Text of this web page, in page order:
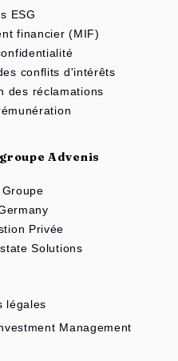
ESG
financier (MIF)
conflits d'intérêts
des réclamations
Advenis
Privée
Solutions
légales
Management